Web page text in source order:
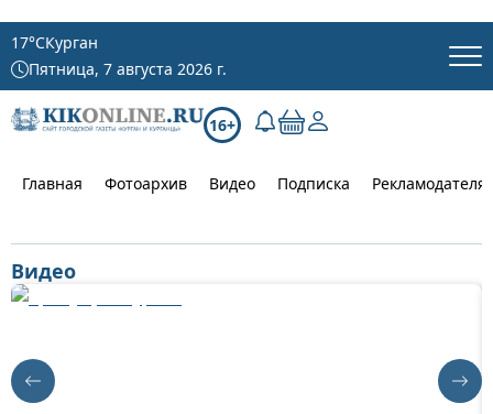
17°CКурган
Пятница, 7 августа 2026 г.
16+
Главная Фотоархив Видео Подписка
Видео